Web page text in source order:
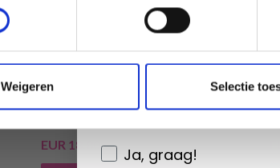
Weigeren Selectie
EUR 18.80
EUR 24.80
Wil je liever nieuws
Ja, graag!